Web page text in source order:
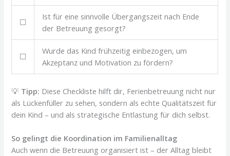
☐
Ist für eine sinnvolle Übergangszeit nach Ende
der Betreuung gesorgt?
☐
Wurde das Kind frühzeitig einbezogen, um
Akzeptanz und Motivation zu fördern?
💡 Tipp: Diese Checkliste hilft dir, Ferienbetreuung nicht nur
als Lückenfüller zu sehen, sondern als echte Qualitätszeit für
dein Kind – und als strategische Entlastung für dich selbst.
So gelingt die Koordination im Familienalltag
Auch wenn die Betreuung organisiert ist – der Alltag bleibt